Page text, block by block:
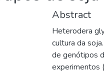
Abstract
Heterodera
cultura da
de genótipos
experimentos